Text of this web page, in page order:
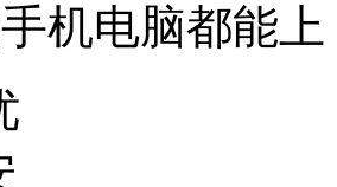
手机电脑都能上